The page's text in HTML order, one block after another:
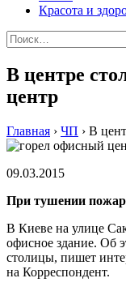
Красота и
Найти:
В центре
центр
Главная › ЧП › В
09.03.2015
При тушении
В Киeвe на улице
офисное здание. Об
столицы, пишет
на Корреспондент.